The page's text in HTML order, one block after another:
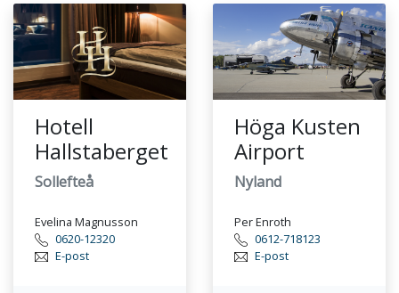
Hotell
Hallstaberget
Sollefteå
Evelina Magnusson
0620-12320
E-post
Höga Kusten
Airport
Nyland
Per Enroth
0612-718123
E-post